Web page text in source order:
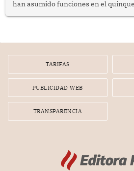
han asumido funciones en el
TARIFAS
PUBLICIDAD WEB
TRANSPARENCIA